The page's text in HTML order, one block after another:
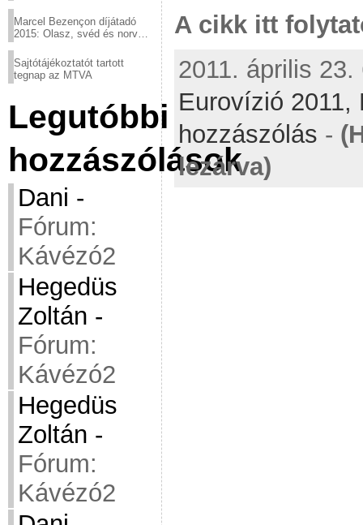
Marcel Bezençon díjátadó
2015: Olasz, svéd és norvég
Sajtótájékoztatót tartott
tegnap az MTVA
Legutóbbi
hozzászólások
Dani -
Fórum:
Kávézó2
Hegedüs
Zoltán -
Fórum:
Kávézó2
Hegedüs
Zoltán -
Fórum:
Kávézó2
A cikk itt
2011. április
Eurovízió 2011,
hozzászólás -
lezárva)